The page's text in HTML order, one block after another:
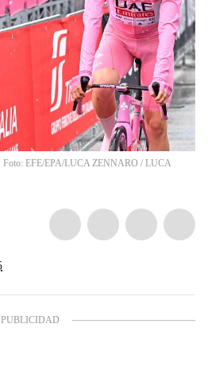
Foto: EFE/EPA/LUCA ZENNARO / LUCA